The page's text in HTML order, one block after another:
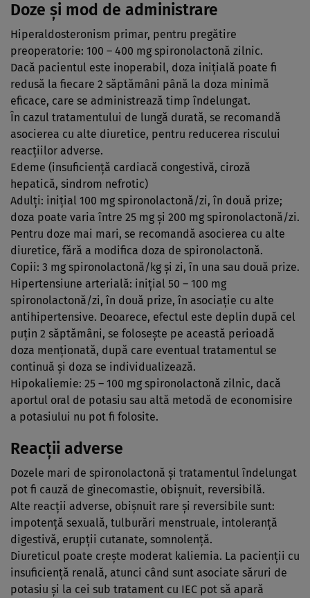
Doze şi mod de administrare
Hiperaldosteronism primar, pentru pregătire
preoperatorie: 100 – 400 mg spironolactonă zilnic.
Dacă pacientul este inoperabil, doza iniţială poate fi
redusă la fiecare 2 săptămâni până la doza minimă
eficace, care se administrează timp îndelungat.
În cazul tratamentului de lungă durată, se recomandă
asocierea cu alte diuretice, pentru reducerea riscului
reacţiilor adverse.
Edeme (insuficienţă cardiacă congestivă, ciroză
hepatică, sindrom nefrotic)
Adulţi: iniţial 100 mg spironolactonă/zi, în două prize;
doza poate varia între 25 mg şi 200 mg spironolactonă/zi.
Pentru doze mai mari, se recomandă asocierea cu alte
diuretice, fără a modifica doza de spironolactonă.
Copii: 3 mg spironolactonă/kg şi zi, în una sau două prize.
Hipertensiune arterială: iniţial 50 – 100 mg
spironolactonă/zi, în două prize, în asociaţie cu alte
antihipertensive. Deoarece, efectul este deplin după cel
puţin 2 săptămâni, se foloseşte pe această perioadă
doza menţionată, după care eventual tratamentul se
continuă şi doza se individualizează.
Hipokaliemie: 25 – 100 mg spironolactonă zilnic, dacă
aportul oral de potasiu sau altă metodă de economisire
a potasiului nu pot fi folosite.
Reacţii adverse
Dozele mari de spironolactonă şi tratamentul îndelungat
pot fi cauză de ginecomastie, obişnuit, reversibilă.
Alte reacţii adverse, obişnuit rare şi reversibile sunt:
impotenţă sexuală, tulburări menstruale, intoleranţă
digestivă, erupţii cutanate, somnolenţă.
Diureticul poate creşte moderat kaliemia. La pacienţii cu
insuficienţă renală, atunci când sunt asociate săruri de
potasiu şi la cei sub tratament cu IEC pot să apară